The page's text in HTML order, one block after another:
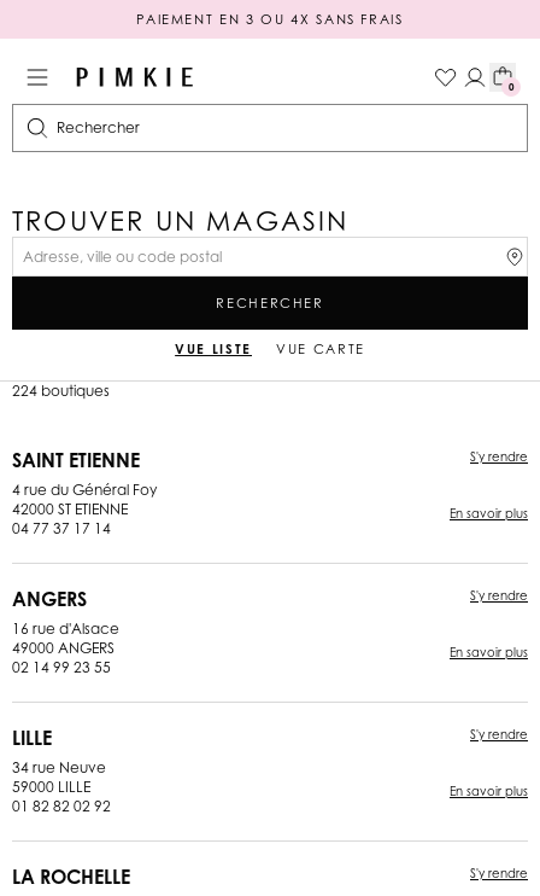
PAIEMENT EN 3 OU 4X SANS FRAIS
0
Rechercher
TROUVER UN MAGASIN
RECHERCHER
VUE LISTE VUE CARTE
224 boutiques
SAINT ETIENNE
4 rue du Général Foy
42000 ST ETIENNE
04 77 37 17 14
S'y rendre
En savoir plus
ANGERS
16 rue d'Alsace
49000 ANGERS
02 14 99 23 55
S'y rendre
En savoir plus
LILLE
34 rue Neuve
59000 LILLE
01 82 82 02 92
S'y rendre
En savoir plus
LA ROCHELLE S'y rendre